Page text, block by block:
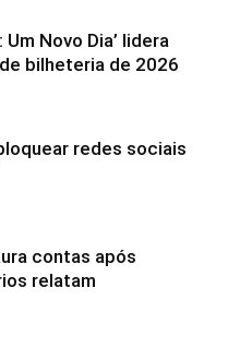
Um Novo Dia’ lidera
bilheteria de 2026
redes sociais
contas após
relatam